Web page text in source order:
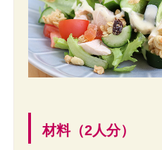
材料（2人分）